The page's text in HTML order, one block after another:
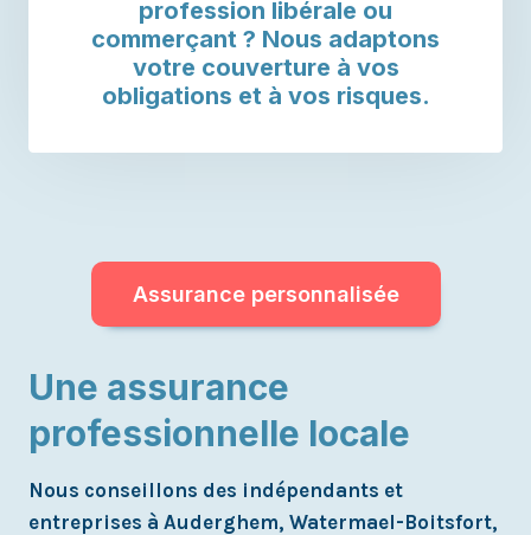
profession libérale ou
commerçant ? Nous adaptons
votre couverture à vos
obligations et à vos risques.
Assurance personnalisée
Une assurance
professionnelle locale
Nous conseillons des indépendants et
entreprises à Auderghem, Watermael-Boitsfort,